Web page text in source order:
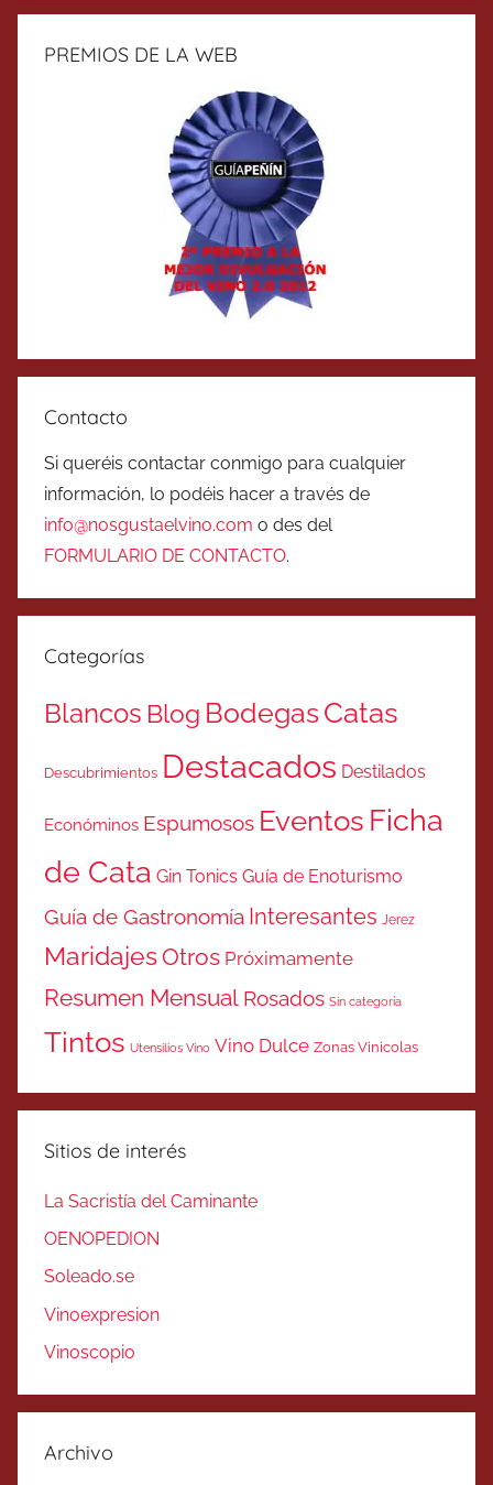
PREMIOS DE LA WEB
Contacto
Si queréis contactar conmigo para cualquier
información, lo podéis hacer a través de
info@nosgustaelvino.com o des del
FORMULARIO DE CONTACTO.
Categorías
Blancos Blog BodegasCatas
Descubrimientos Destacados Destilados
Económinos Espumosos Eventos Ficha
de Cata Gin Tonics Guía de Enoturismo
Guía de Gastronomía Interesantes Jerez
MaridajesOtros Próximamente
Resumen Mensual Rosados Sin categoría
Tintos Utensilios Vino Vino Dulce Zonas Vinicolas
Sitios de interés
La Sacristía del Caminante
OENOPEDION
Soleado.se
Vinoexpresion
Vinoscopio
Archivo